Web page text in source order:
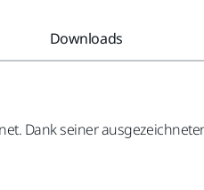
Downloads
Dank seiner